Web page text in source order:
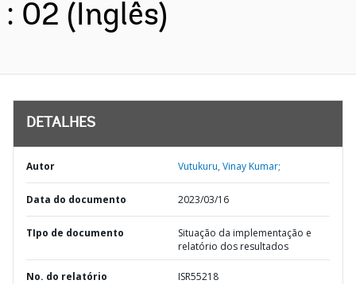
: 02 (Inglês)
DETALHES
Autor Vutukuru, Vinay Kumar;
Data do documento 2023/03/16
TIpo de documento
Situação da implementação e
relatório dos resultados
No. do relatório ISR55218